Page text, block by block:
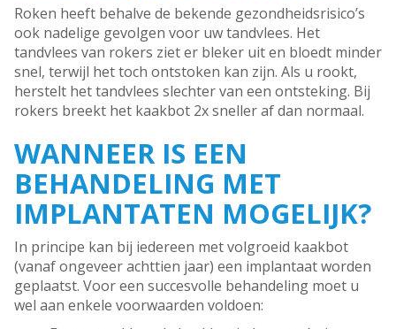
Roken heeft behalve de bekende gezondheidsrisico’s
ook nadelige gevolgen voor uw tandvlees. Het
tandvlees van rokers ziet er bleker uit en bloedt minder
snel, terwijl het toch ontstoken kan zijn. Als u rookt,
herstelt het tandvlees slechter van een ontsteking. Bij
rokers breekt het kaakbot 2x sneller af dan normaal.
WANNEER IS EEN
BEHANDELING MET
IMPLANTATEN MOGELIJK?
In principe kan bij iedereen met volgroeid kaakbot
(vanaf ongeveer achttien jaar) een implantaat worden
geplaatst. Voor een succesvolle behandeling moet u
wel aan enkele voorwaarden voldoen: